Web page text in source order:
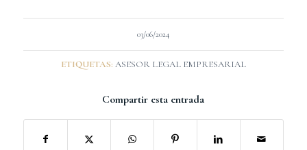
03/06/2024
ETIQUETAS: ASESOR LEGAL EMPRESARIAL
Compartir esta entrada